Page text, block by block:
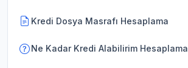
Kredi Dosya Masrafı Hesaplama
Ne Kadar Kredi Alabilirim Hesaplama